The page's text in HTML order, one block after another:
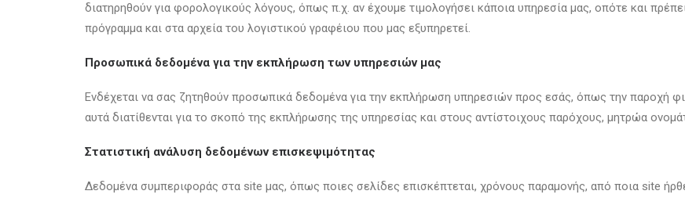
διατηρηθούν για φορολογικούς λόγους, όπως π.χ. αν έχουμε τιμολογήσει κάποια υπηρεσία μας, οπότε και
πρόγραμμα και στα αρχεία του λογιστικού γραφέιου που μας εξυπηρετεί.
Προσωπικά δεδομένα για την εκπλήρωση των υπηρεσιών μας
Ενδέχεται να σας ζητηθούν προσωπικά δεδομένα για την εκπλήρωση υπηρεσιών προς εσάς, όπως την παροχή
αυτά διατίθενται για το σκοπό της εκπλήρωσης της υπηρεσίας και στους αντίστοιχους παρόχους, μητρώα
Στατιστική ανάλυση δεδομένων επισκεψιμότητας
Δεδομένα συμπεριφοράς στα site μας, όπως ποιες σελίδες επισκέπτεται, χρόνους παραμονής, από ποια site